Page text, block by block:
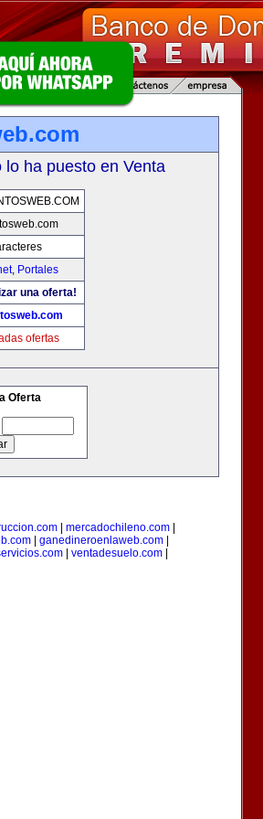
ha puesto en Venta
, Portales
una oferta!
ofertas
Oferta
mercadochileno.com
ganedineroenlaweb.com
ventadesuelo.com